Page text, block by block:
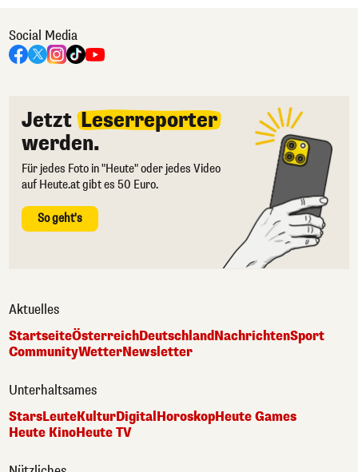
Social Media
Jetzt Leserreporter
werden.
Für jedes Foto in "Heute" oder jedes Video
auf Heute.at gibt es 50 Euro.
So geht's
Aktuelles
StartseiteÖsterreichDeutschlandNachrichtenSport
CommunityWetterNewsletter
Unterhaltsames
StarsLeuteKulturDigitalHoroskopHeute Games
Heute KinoHeute TV